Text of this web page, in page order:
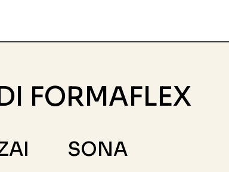
FORMAFLEX
SONA